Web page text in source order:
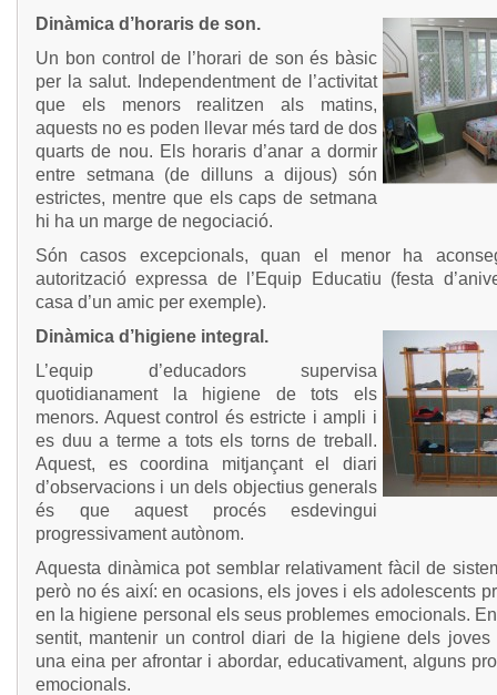
Dinàmica d’horaris de son.
Un bon control de l’horari de son és bàsic
per la salut. Independentment de l’activitat
que els menors realitzen als matins,
aquests no es poden llevar més tard de dos
quarts de nou. Els horaris d’anar a dormir
entre setmana (de dilluns a dijous) són
estrictes, mentre que els caps de setmana
hi ha un marge de negociació.
Són casos excepcionals, quan el menor ha
autorització expressa de l’Equip Educatiu (festa
casa d’un amic per exemple).
Dinàmica d’higiene integral.
L’equip d’educadors supervisa
quotidianament la higiene de tots els
menors. Aquest control és estricte i ampli i
es duu a terme a tots els torns de treball.
Aquest, es coordina mitjançant el diari
d’observacions i un dels objectius generals
és que aquest procés esdevingui
progressivament autònom.
Aquesta dinàmica pot semblar relativament fàcil de
però no és així: en ocasions, els joves i els adolescents
en la higiene personal els seus problemes emocionals.
sentit, mantenir un control diari de la higiene dels joves
una eina per afrontar i abordar, educativament, alguns
emocionals.